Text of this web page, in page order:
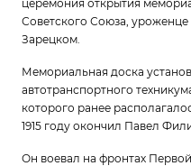
церемония открытия
Советского Союза,
Зарецком.
Мемориальная доска
автотранспортного
которого ранее
1915 году окончил Павел
Он воевал на фронтах